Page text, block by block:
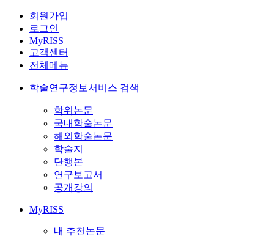
회원가입
로그인
MyRISS
고객센터
전체메뉴
학술연구정보서비스 검색
학위논문
국내학술논문
해외학술논문
학술지
단행본
연구보고서
공개강의
MyRISS
내 추천논문